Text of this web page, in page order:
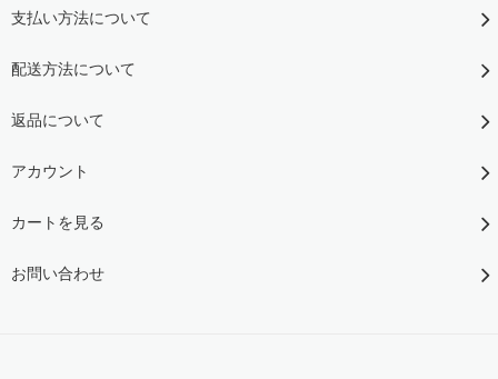
支払い方法について
配送方法について
返品について
アカウント
カートを見る
お問い合わせ